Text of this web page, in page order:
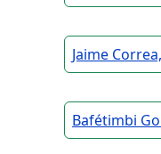
Jaime
Bafétimbi